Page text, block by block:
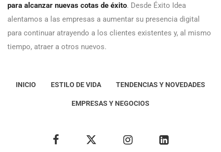
para alcanzar nuevas cotas de éxito. Desde Éxito Idea
alentamos a las empresas a aumentar su presencia digital
para continuar atrayendo a los clientes existentes y, al mismo
tiempo, atraer a otros nuevos.
INICIO ESTILO DE VIDA TENDENCIAS Y NOVEDADES
EMPRESAS Y NEGOCIOS